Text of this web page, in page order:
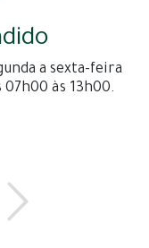
a sexta-feira
07h00 às 13h00.